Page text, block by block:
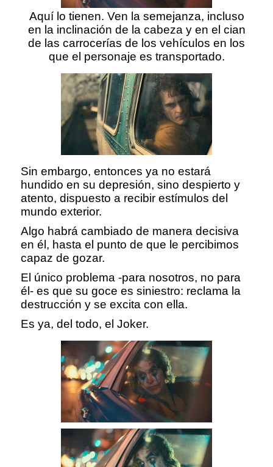
Aquí lo tienen. Ven la semejanza, incluso
en la inclinación de la cabeza y en el cian
de las carrocerías de los vehículos en los
que el personaje es transportado.
Sin embargo, entonces ya no estará
hundido en su depresión, sino despierto y
atento, dispuesto a recibir estímulos del
mundo exterior.
Algo habrá cambiado de manera decisiva
en él, hasta el punto de que le percibimos
capaz de gozar.
El único problema -para nosotros, no para
él- es que su goce es siniestro: reclama la
destrucción y se excita con ella.
Es ya, del todo, el Joker.